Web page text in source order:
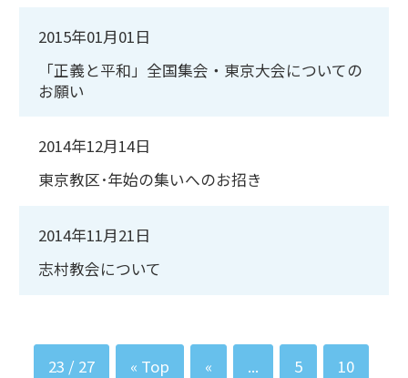
2015年01月01日
「正義と平和」全国集会・東京大会についての
お願い
2014年12月14日
東京教区･年始の集いへのお招き
2014年11月21日
志村教会について
23 / 27 « Top « ... 5 10